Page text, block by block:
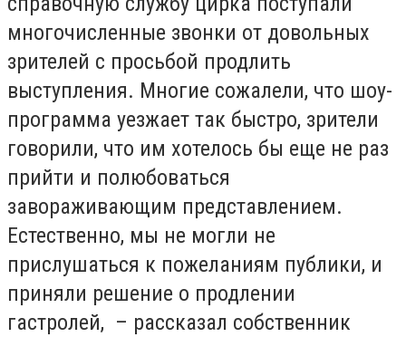
многочисленные звонки от довольных
зрителей с просьбой продлить
выступления. Многие сожалели, что шоу-
программа уезжает так быстро, зрители
говорили, что им хотелось бы еще не раз
прийти и полюбоваться
завораживающим представлением.
Естественно, мы не могли не
прислушаться к пожеланиям публики, и
приняли решение о продлении
гастролей, – рассказал собственник